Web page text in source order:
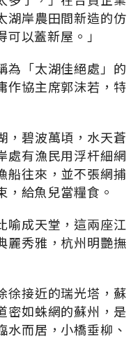
湖岸農田間新造的仿
以蓋新屋。」
為「太湖佳絕處」的
作協主席郭沫若，特
，碧波萬頃，水天蒼
處有漁民用浮杆細網
船往來，並不張網捕
給魚兒當糧食。
喻成天堂，這兩座江
麗秀雅，杭州明艷撫
徐接近的瑞光塔，蘇
密如蛛網的蘇州，是
而居，小橋垂柳、